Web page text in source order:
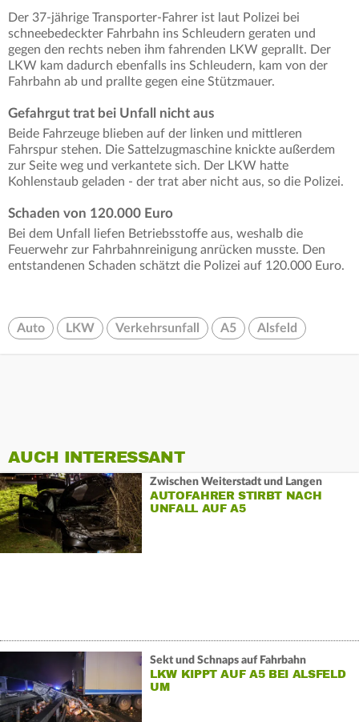
Der 37-jährige Transporter-Fahrer ist laut Polizei bei
schneebedeckter Fahrbahn ins Schleudern geraten und
gegen den rechts neben ihm fahrenden LKW geprallt. Der
LKW kam dadurch ebenfalls ins Schleudern, kam von der
Fahrbahn ab und prallte gegen eine Stützmauer.
Gefahrgut trat bei Unfall nicht aus
Beide Fahrzeuge blieben auf der linken und mittleren
Fahrspur stehen. Die Sattelzugmaschine knickte außerdem
zur Seite weg und verkantete sich. Der LKW hatte
Kohlenstaub geladen - der trat aber nicht aus, so die Polizei.
Schaden von 120.000 Euro
Bei dem Unfall liefen Betriebsstoffe aus, weshalb die
Feuerwehr zur Fahrbahnreinigung anrücken musste. Den
entstandenen Schaden schätzt die Polizei auf 120.000 Euro.
Auto LKW Verkehrsunfall A5 Alsfeld
AUCH INTERESSANT
Zwischen Weiterstadt und Langen
AUTOFAHRER STIRBT NACH
UNFALL AUF A5
Sekt und Schnaps auf Fahrbahn
LKW KIPPT AUF A5 BEI ALSFELD
UM